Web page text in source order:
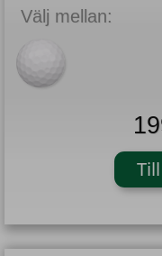
Välj mellan: